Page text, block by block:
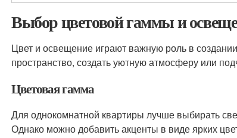
Выбор цветовой гаммы и
Цвет и освещение играют важную роль в
пространство, создать уютную атмосферу или
Цветовая гамма
Для однокомнатной квартиры лучше выбирать
Однако можно добавить акценты в виде ярких